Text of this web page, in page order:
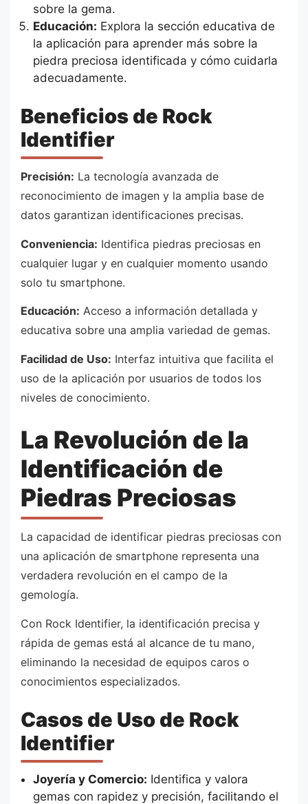
sobre la gema.
Educación: Explora la sección educativa de
la aplicación para aprender más sobre la
piedra preciosa identificada y cómo cuidarla
adecuadamente.
Beneficios de Rock
Identifier
Precisión: La tecnología avanzada de
reconocimiento de imagen y la amplia base de
datos garantizan identificaciones precisas.
Conveniencia: Identifica piedras preciosas en
cualquier lugar y en cualquier momento usando
solo tu smartphone.
Educación: Acceso a información detallada y
educativa sobre una amplia variedad de gemas.
Facilidad de Uso: Interfaz intuitiva que facilita el
uso de la aplicación por usuarios de todos los
niveles de conocimiento.
La Revolución de la
Identificación de
Piedras Preciosas
La capacidad de identificar piedras preciosas con
una aplicación de smartphone representa una
verdadera revolución en el campo de la
gemología.
Con Rock Identifier, la identificación precisa y
rápida de gemas está al alcance de tu mano,
eliminando la necesidad de equipos caros o
conocimientos especializados.
Casos de Uso de Rock
Identifier
Joyería y Comercio: Identifica y valora
gemas con rapidez y precisión, facilitando el